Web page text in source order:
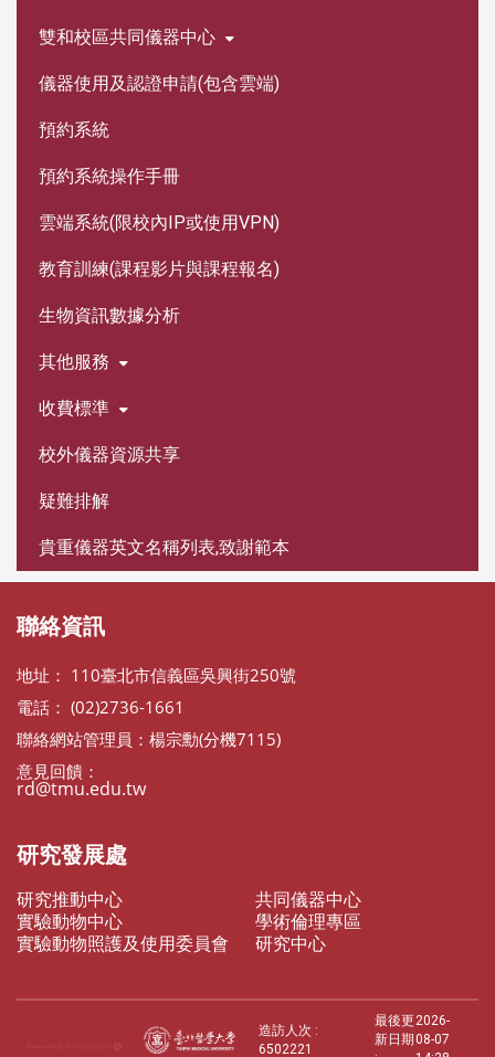
雙和校區共同儀器中心
儀器使用及認證申請(包含雲端)
預約系統
預約系統操作手冊
雲端系統(限校內IP或使用VPN)
教育訓練(課程影片與課程報名)
生物資訊數據分析
其他服務
收費標準
校外儀器資源共享
疑難排解
貴重儀器英文名稱列表,致謝範本
聯絡資訊
地址： 110臺北市信義區吳興街250號
電話： (02)2736-1661
聯絡網站管理員：楊宗勳(分機7115)
意見回饋：
rd@tmu.edu.tw
研究發展處
研究推動中心
共同儀器中心
實驗動物中心
學術倫理專區
實驗動物照護及使用委員會
研究中心
造訪人次 :
6502221
最後更
新日期
2026-
08-07